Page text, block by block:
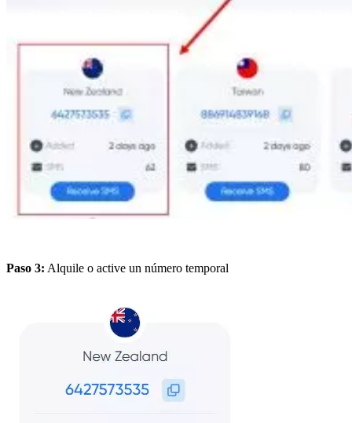
Paso 3: Alquile o active un número temporal